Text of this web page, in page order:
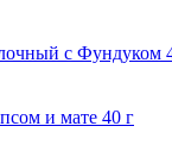
с Фундуком